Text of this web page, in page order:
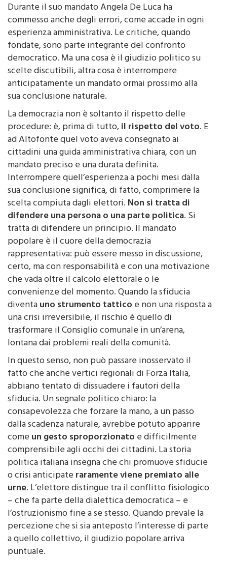
Durante il suo mandato Angela De Luca ha
commesso anche degli errori, come accade in ogni
esperienza amministrativa. Le critiche, quando
fondate, sono parte integrante del confronto
democratico. Ma una cosa è il giudizio politico su
scelte discutibili, altra cosa è interrompere
anticipatamente un mandato ormai prossimo alla
sua conclusione naturale.
La democrazia non è soltanto il rispetto delle
procedure: è, prima di tutto,il rispetto del voto. E
ad Altofonte quel voto aveva consegnato ai
cittadini una guida amministrativa chiara, con un
mandato preciso e una durata definita.
Interrompere quell’esperienza a pochi mesi dalla
sua conclusione significa, di fatto, comprimere la
scelta compiuta dagli elettori.Non si tratta di
difendere una persona o una parte politica. Si
tratta di difendere un principio. Il mandato
popolare è il cuore della democrazia
rappresentativa: può essere messo in discussione,
certo, ma con responsabilità e con una motivazione
che vada oltre il calcolo elettorale o le
convenienze del momento. Quando la sfiducia
diventauno strumento tatticoe non una risposta a
una crisi irreversibile, il rischio è quello di
trasformare il Consiglio comunale in un’arena,
lontana dai problemi reali della comunità.
In questo senso, non può passare inosservato il
fatto che anche vertici regionali di Forza Italia,
abbiano tentato di dissuadere i fautori della
sfiducia. Un segnale politico chiaro: la
consapevolezza che forzare la mano, a un passo
dalla scadenza naturale, avrebbe potuto apparire
comeun gesto sproporzionatoe difficilmente
comprensibile agli occhi dei cittadini. La storia
politica italiana insegna che chi promuove sfiducie
o crisi anticipateraramente viene premiato alle
urne. L’elettore distingue tra il conflitto fisiologico
– che fa parte della dialettica democratica – e
l’ostruzionismo fine a se stesso. Quando prevale la
percezione che si sia anteposto l’interesse di parte
a quello collettivo, il giudizio popolare arriva
puntuale.